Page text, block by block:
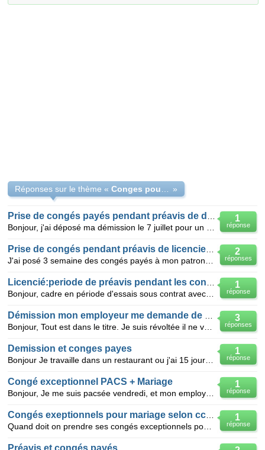
Réponses sur le thème « »
1
réponse
2
réponses
1
réponse
3
réponses
1
réponse
Demission et conges payes
1
réponse
Congé exceptionnel PACS + Mariage
1
réponse
Préavis et congés payés